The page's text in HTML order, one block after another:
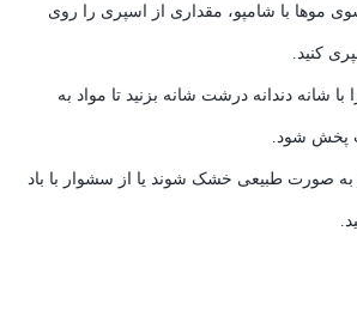
موها با شامپو، مقداری از اسپری را روی
کنید.
با شانه دندانه درشت شانه بزنید تا مواد به
پخش شود.
به صورت طبیعی خشک شوند یا از سشوار با باد